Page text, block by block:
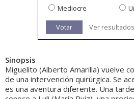
Mediocre
Votar Ver resultados
Sinopsis
Miguelito (Alberto Amarilla) vuelve
de una intervención quirúrgica. Se
es una aventura diferente. Una